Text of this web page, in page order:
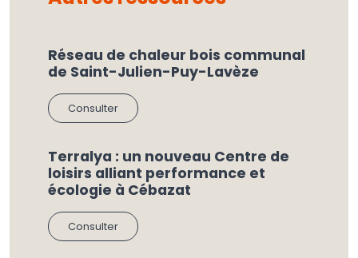
Réseau de chaleur bois communal
de Saint-Julien-Puy-Lavèze
Consulter
Terralya : un nouveau Centre de
loisirs alliant performance et
écologie à Cébazat
Consulter